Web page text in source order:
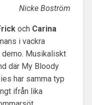
Nicke Boström
och Carina
i vackra
demo. Musikaliskt
där My Bloody
har samma typ
ifrån lika